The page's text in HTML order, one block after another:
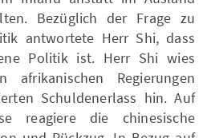
Bezüglich der Frage zu
antwortete Herr Shi, dass
Politik ist. Herr Shi wies
Regierungen
Schuldenerlass hin. Auf
reagiere die chinesische